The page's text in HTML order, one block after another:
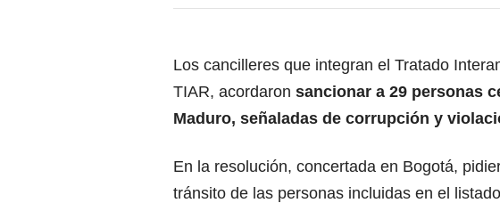
Los cancilleres que integran el Tratado
TIAR, acordaron sancionar a 29 personas
Maduro, señaladas de corrupción y
En la resolución, concertada en Bogotá,
tránsito de las personas incluidas en el